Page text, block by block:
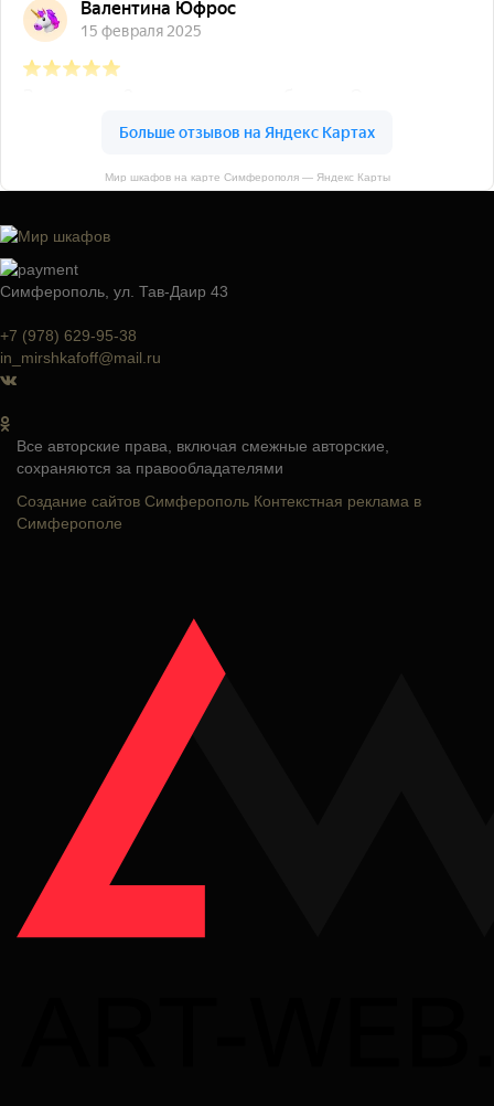
Мир шкафов на карте Симферополя — Яндекс Карты
Симферополь, ул. Тав-Даир 43
+7 (978) 629-95-38
in_mirshkafoff@mail.ru
Все авторские права, включая смежные авторские,
сохраняются за правообладателями
Создание сайтов Симферополь Контекстная реклама в
Симферополе